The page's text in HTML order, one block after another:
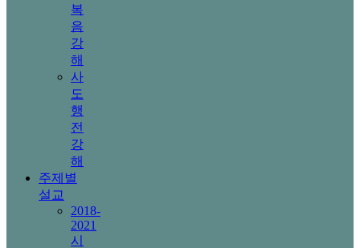
복
음
강
해
사
도
행
전
강
해
주제별
설교
2018-
2021
시